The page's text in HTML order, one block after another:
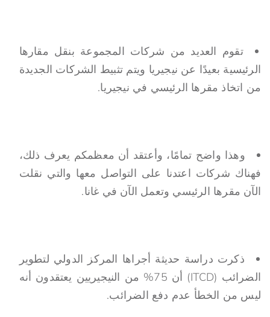
تقوم العديد من شركات المجموعة بنقل مقارها
الرئيسية بعيدًا عن نيجيريا ويتم تثبيط الشركات الجديدة
من اتخاذ مقرها الرئيسي في نيجيريا.
وهذا واضح تمامًا، وأعتقد أن معظمكم يعرف ذلك،
فهناك شركات اعتدنا على التواصل معها والتي نقلت
الآن مقرها الرئيسي وتعمل الآن في غانا.
ذكرت دراسة حديثة أجراها المركز الدولي لتطوير
الضرائب (ITCD) أن 75% من النيجيريين يعتقدون أنه
ليس من الخطأ عدم دفع الضرائب.